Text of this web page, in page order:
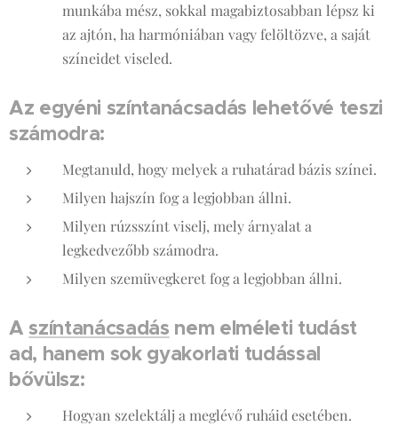
munkába mész, sokkal magabiztosabban lépsz ki
az ajtón, ha harmóniában vagy felöltözve, a saját
színeidet viseled.
Az egyéni színtanácsadás lehetővé teszi
számodra:
Megtanuld, hogy melyek a ruhatárad bázis színei.
Milyen hajszín fog a legjobban állni.
Milyen rúzsszínt viselj, mely árnyalat a
legkedvezőbb számodra.
Milyen szemüvegkeret fog a legjobban állni.
A színtanácsadás nem elméleti tudást
ad, hanem sok gyakorlati tudással
bővülsz:
Hogyan szelektálj a meglévő ruháid esetében.